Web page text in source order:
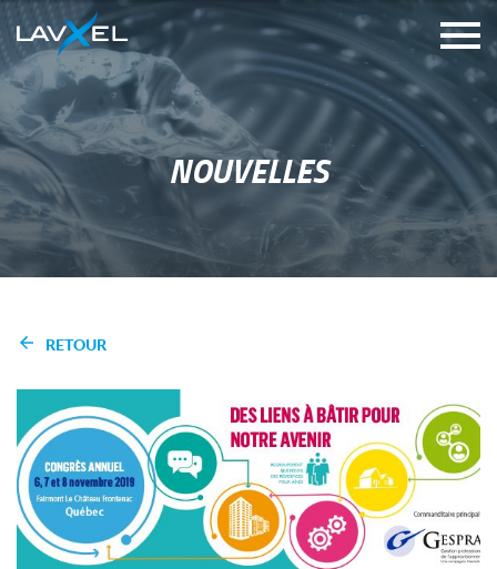
NOUVELLES
RETOUR